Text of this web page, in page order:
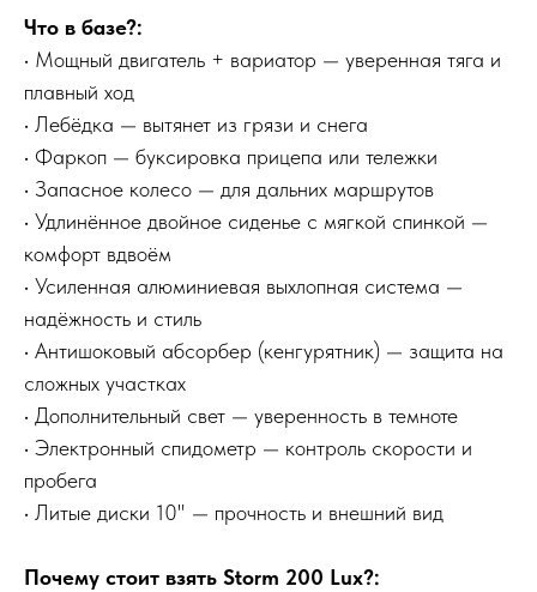
Что в базе?:
• Мощный двигатель + вариатор — уверенная тяга и
плавный ход
• Лебёдка — вытянет из грязи и снега
• Фаркоп — буксировка прицепа или тележки
• Запасное колесо — для дальних маршрутов
• Удлинённое двойное сиденье с мягкой спинкой —
комфорт вдвоём
• Усиленная алюминиевая выхлопная система —
надёжность и стиль
• Антишоковый абсорбер (кенгурятник) — защита на
сложных участках
• Дополнительный свет — уверенность в темноте
• Электронный спидометр — контроль скорости и
пробега
• Литые диски 10" — прочность и внешний вид
Почему стоит взять Storm 200 Lux?: